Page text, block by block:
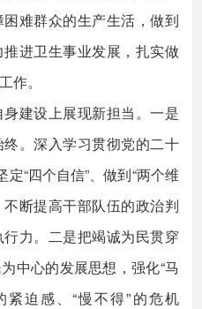
难群众的生产生活，做到
进卫生事业发展，扎实做
作。
建设上展现新担当。一是
。深入学习贯彻党的二十
“四个自信”、做到“两个维
不断提高干部队伍的政治判
力。二是把竭诚为民贯穿
中心的发展思想，强化“马
紧迫感、“慢不得”的危机